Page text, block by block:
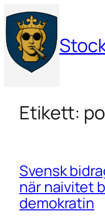
Hoppa
till
innehåll
Etikett:
Svensk
när naivitet
demokratin